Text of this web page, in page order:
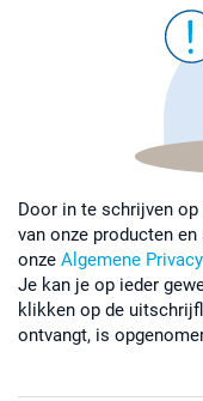
Door in te schrijven
van onze producten
onze Algemene
Je kan je op ieder
klikken op de
ontvangt, is